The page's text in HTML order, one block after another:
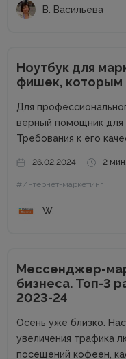
В. Васильева
Ноутбук для
фишек, которым
Для
верный помощник для
Требования к его
успехам. Добротный
обсуждается. Без
26.02.2024 2 мин.
#Интернет-маркетинг
W.
Мессенджер-
бизнеса. Топ-3
2023-24
Осень уже близко.
увеличения трафика
посещений кофеен, кафешек,